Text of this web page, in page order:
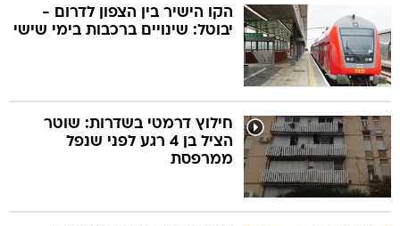
הקו הישיר בין הצפון לדרום -
יבוטל: שינויים ברכבות בימי שישי
חילוץ דרמטי בשדרות: שוטר
הציל בן 4 רגע לפני שנפל
ממרפסת